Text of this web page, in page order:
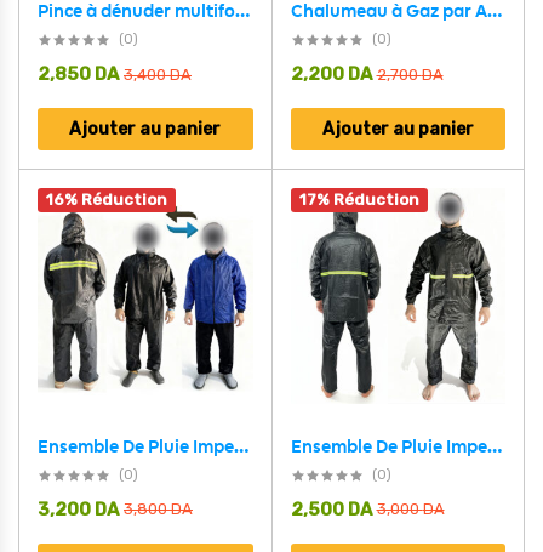
Pince à dénuder multifonction avec testeur de tension – أداة تجريد الأسلاك متعددة الوظائف
(0)
3,400DA
2,850 DA
Ajouter au panier
Chalumeau à Gaz par Allumage Pistolet Double Interrupteur
(0)
2,700DA
2,200 DA
Ajouter au panier
16% Réduction
Ensemble De Pluie Imperméable Veste Et Pantalon avec Doublure Intérieure V2 – بدلة مقاومة للماء سميكة
(0)
3,800DA
3,200 DA
17% Réduction
Ensemble De Pluie Imperméable Veste Et Pantalon pour une protection optimale V1 – بدلة مقاومة للماء
(0)
3,000DA
2,500 DA